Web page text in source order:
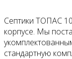
Септики ТОПАС
корпусе. Мы
стандартную